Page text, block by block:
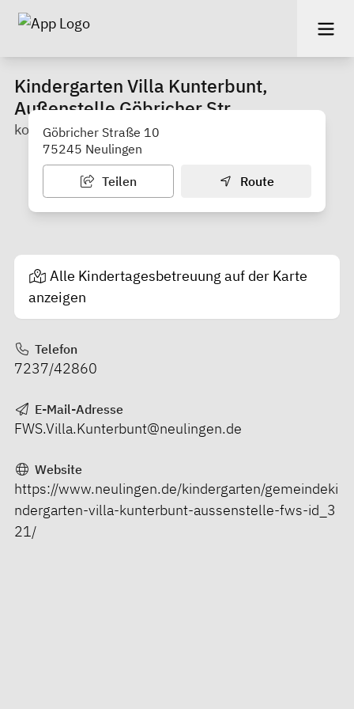
Kindergarten Villa Kunterbunt,
Außenstelle Göbricher Str.
kommunal
Göbricher Straße 10
75245 Neulingen
Teilen Route
Alle Kindertagesbetreuung auf der Karte
anzeigen
Telefon
7237/42860
E-Mail-Adresse
FWS.Villa.Kunterbunt@neulingen.de
Website
https://www.neulingen.de/kindergarten/gemeindeki
ndergarten-villa-kunterbunt-aussenstelle-fws-id_3
21/